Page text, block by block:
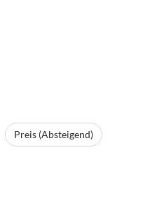
Preis (Absteigend)